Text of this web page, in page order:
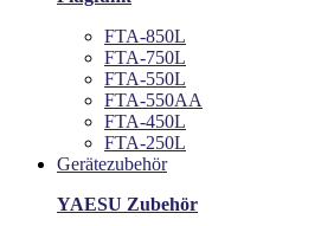
FTA-850L
FTA-750L
FTA-550L
FTA-550AA
FTA-450L
FTA-250L
Gerätezubehör
YAESU Zubehör